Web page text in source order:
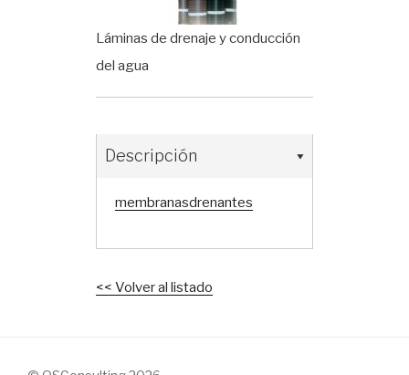
Láminas de drenaje y conducción
del agua
Descripción
membranasdrenantes
<< Volver al listado